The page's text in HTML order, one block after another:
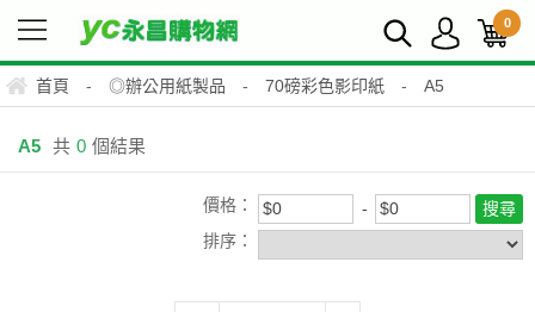
0
首頁 - ◎辦公用紙製品 - 70磅彩色影印紙 - A5
A5 共 0 個結果
價格：
排序：